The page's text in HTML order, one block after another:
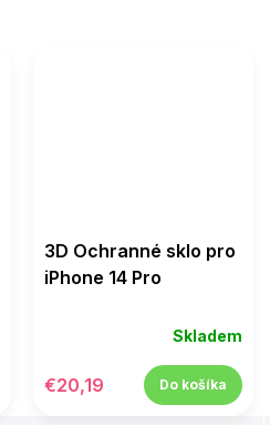
3D Ochranné sklo pro
iPhone 14 Pro
Skladem
€20,19 Do košíka